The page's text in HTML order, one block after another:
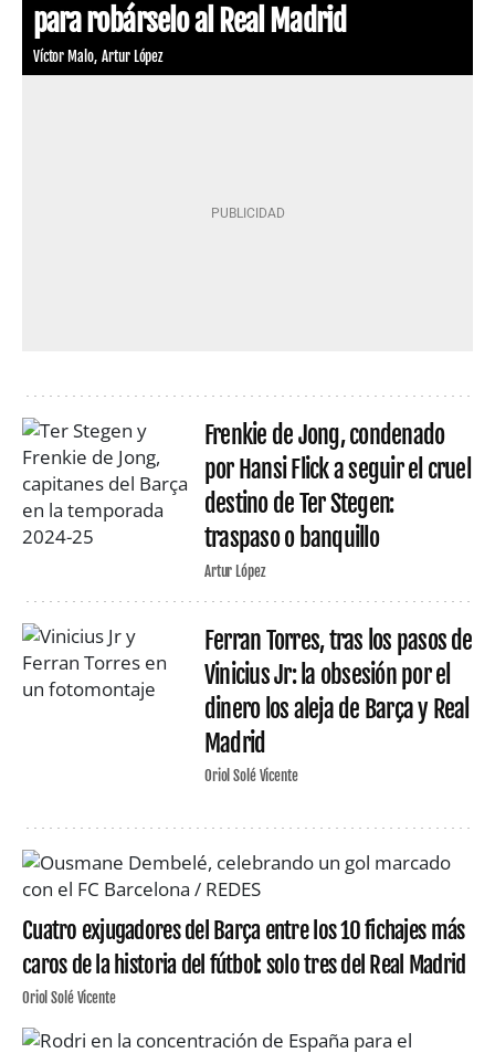
para robárselo al Real Madrid
Víctor Malo Artur López
Frenkie de Jong, condenado
por Hansi Flick a seguir el cruel
destino de Ter Stegen:
traspaso o banquillo
Artur López
Ferran Torres, tras los pasos de
Vinicius Jr: la obsesión por el
dinero los aleja de Barça y Real
Madrid
Oriol Solé Vicente
Cuatro exjugadores del Barça entre los 10 fichajes más
caros de la historia del fútbol: solo tres del Real Madrid
Oriol Solé Vicente